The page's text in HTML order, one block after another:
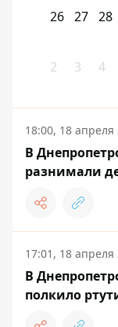
26 27 28
2 3 4
18:00, 18 апреля
В
разнимали
17:01, 18 апреля
В
полкило